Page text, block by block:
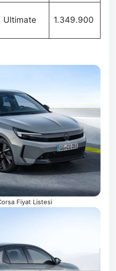
Ultimate 1.349.900
Fiyat Listesi